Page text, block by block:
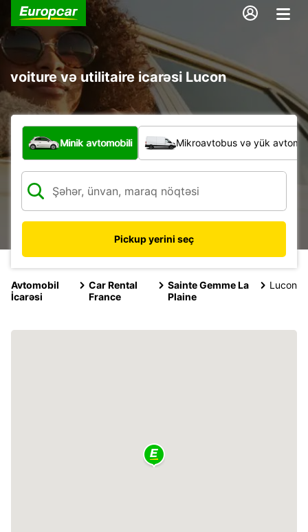
voiture və utilitaire icarəsi Lucon
Hansı növ nəqliyyat vasitəsi?
Minik avtomobili Mikroavtobus və yük
Pickup yerini seç
Avtomobil
İcarəsi
Car Rental
France
Sainte Gemme La
Plaine
Lucon